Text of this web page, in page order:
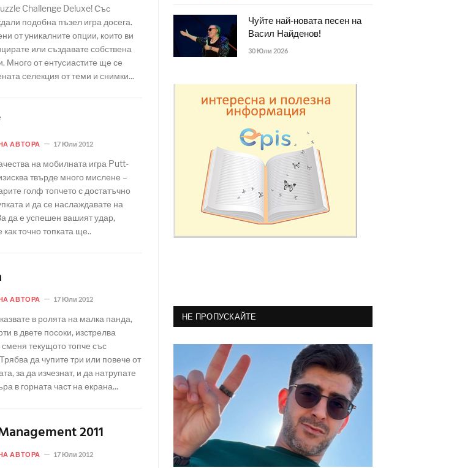
Challenge Deluxe! Със
подобна пъзел игра досега.
от уникалните опции, които ви
или създавате собствена
Много от ентусиастите ще се
селекция от теми и снимки...
АВТОРА 17 Юли 2012
на мобилната игра Putt-
твърде много мислене –
голф топчето с достатъчно
и да се наслаждавате на
да е успешен вашият удар,
точно топката ще..
АВТОРА 17 Юли 2012
в ролята на малка панда,
в двете посоки, изстрелва
текущото топче със
да чупите три или повече от
за да изчезнат, и да натрупате
в горната част на екрана...
2011
АВТОРА 17 Юли 2012
Чуйте най-новата песен на
Васил Найденов!
30 Юли 2026
НЕ ПРОПУСКАЙТЕ